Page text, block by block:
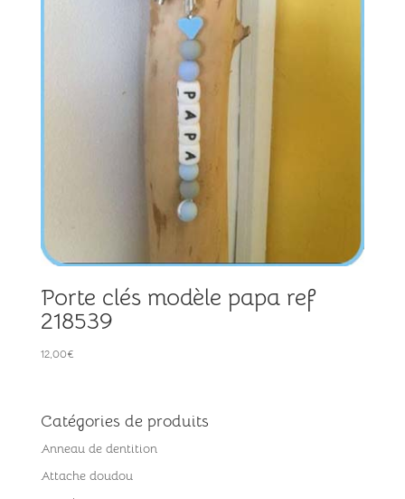
Porte clés modèle papa ref
218539
12,00€
Catégories de produits
Anneau de dentition
Attache doudou